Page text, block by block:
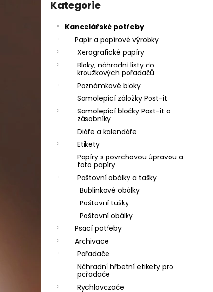
kategorie
Kategorie
Kancelářské potřeby
Papír a papírové výrobky
Xerografické papíry
Bloky, náhradní listy do
kroužkových pořadačů
Poznámkové bloky
Samolepící záložky Post-it
Samolepící bločky Post-it a
zásobníky
Diáře a kalendáře
Etikety
Papíry s povrchovou úpravou a
foto papíry
Poštovní obálky a tašky
Bublinkové obálky
Poštovní tašky
Poštovní obálky
Psací potřeby
Archivace
Pořadače
Náhradní hřbetní etikety pro
pořadače
Rychlovazače
DAHLE LAMINÁTOR 70103, A3, 2 VÁLCE
Původně:2 667 Kč